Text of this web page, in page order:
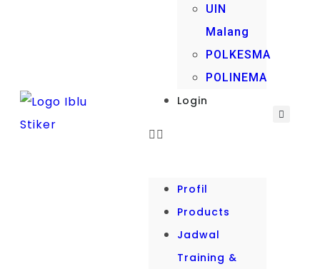
UIN
Malang
POLKESMA
POLINEMA
Login
Profil
Products
Jadwal
Training &